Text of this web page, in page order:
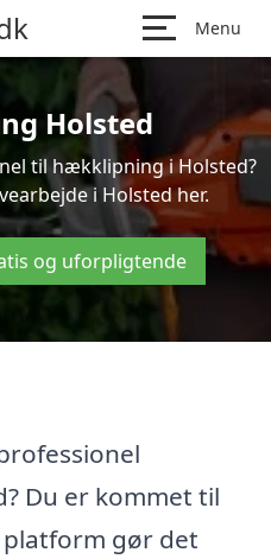
Menu
Holsted
til hækklipning i Holsted?
i Holsted her.
og uforpligtende
Du er kommet til
gør det